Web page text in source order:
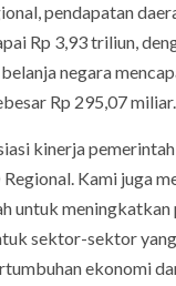
pendapatan
Rp 3,93 triliun,
negara
Rp 295,07 miliar.
kinerja
Kami juga
untuk meningkatkan
sektor-sektor
ekonomi